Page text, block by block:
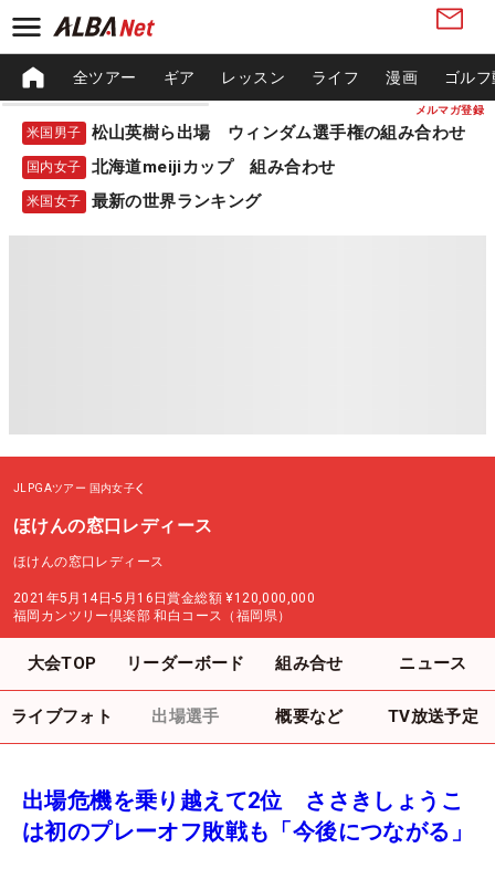
メルマガ登録
全ツアー ギア レッスン ライフ 漫画 ゴル
米国男子 松山英樹ら出場 ウィンダム選手権の組み合わせ
国内女子 北海道meijiカップ 組み合わせ
米国女子 最新の世界ランキング
JLPGAツアー 国内女子
ほけんの窓口レディース
ほけんの窓口レディース
2021年5月14日-5月16日賞金総額 ¥120,000,000
福岡カンツリー倶楽部 和白コース（福岡県）
大会TOP リーダーボード 組み合せ ニュース
ライブフォト 出場選手 概要など TV放送予定
出場危機を乗り越えて2位 ささきしょうこ
は初のプレーオフ敗戦も「今後につながる」